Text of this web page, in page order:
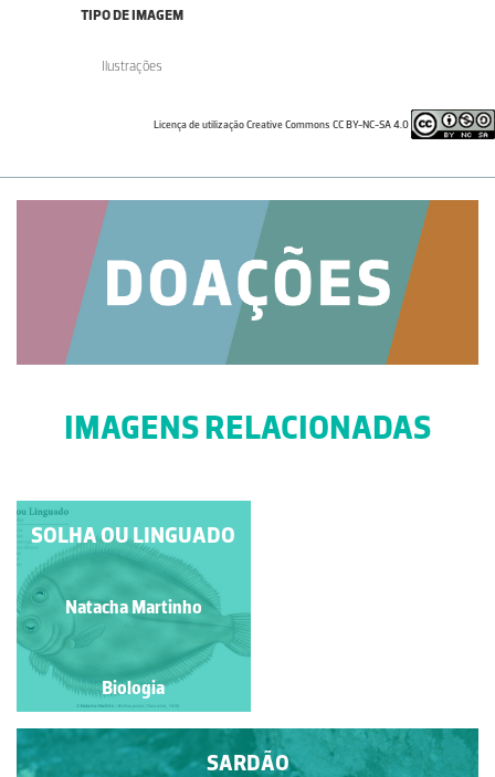
TIPO DE IMAGEM
Ilustrações
Licença de utilização Creative Commons CC BY-NC-SA 4.0
IMAGENS RELACIONADAS
PALOMENA PRASINA
Manuela Lopes
Biologia
SOLHA OU LINGUADO
Natacha Martinho
Biologia
SARDÃO